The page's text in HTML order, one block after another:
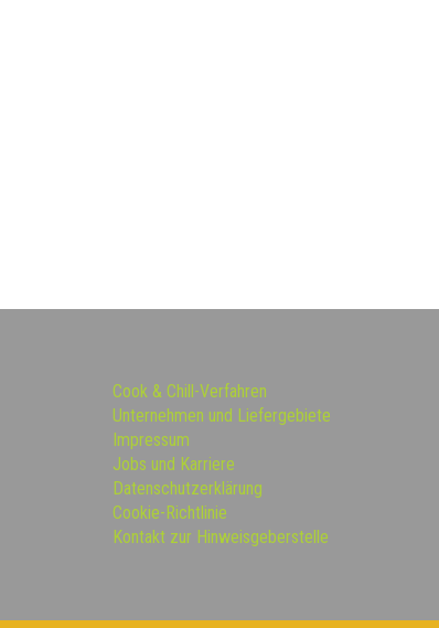
Cook & Chill-Verfahren
Unternehmen und Liefergebiete
Impressum
Jobs und Karriere
Datenschutzerklärung
Cookie-Richtlinie
Kontakt zur Hinweisgeberstelle